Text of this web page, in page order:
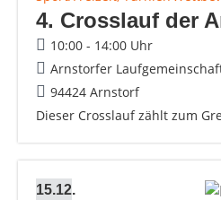
4. Crosslauf der
10:00 - 14:00 Uhr
Arnstorfer Laufgemeinschaft
94424 Arnstorf
Dieser Crosslauf zählt zum
15.12.